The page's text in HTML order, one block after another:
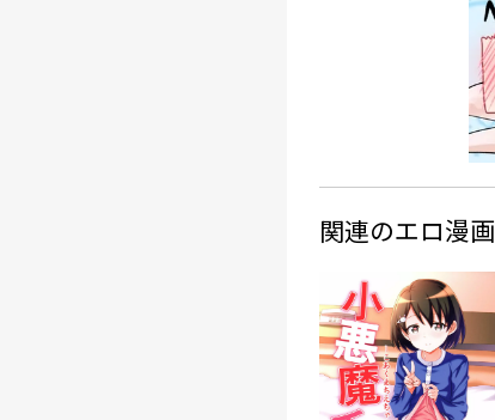
関連のエロ漫画